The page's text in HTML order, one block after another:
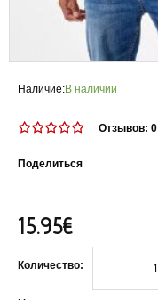
Наличие:В наличии
Отзывов: 0
Поделиться
15.95€
Количество: